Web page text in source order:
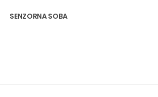
SENZORNA SOBA